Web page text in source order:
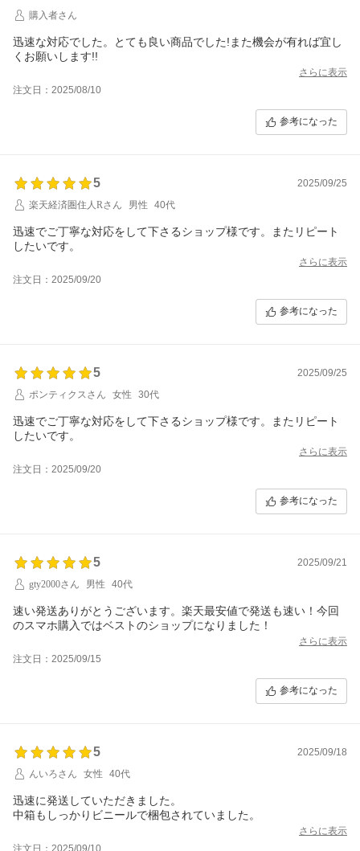
購入者さん
迅速な対応でした。とても良い商品でした!また機会が有れば宜し
くお願いします!!
さらに表示
注文日：2025/08/10
参考になった
5
2025/09/25
楽天経済圏住人Rさん
男性 40代
迅速でご丁寧な対応をして下さるショップ様です。またリピート
したいです。
さらに表示
注文日：2025/09/20
参考になった
5
2025/09/25
ポンティクスさん
女性 30代
迅速でご丁寧な対応をして下さるショップ様です。またリピート
したいです。
さらに表示
注文日：2025/09/20
参考になった
5
2025/09/21
gty2000さん
男性 40代
速い発送ありがとうございます。楽天最安値で発送も速い！今回
のスマホ購入ではベストのショップになりました！
さらに表示
注文日：2025/09/15
参考になった
5
2025/09/18
んいろさん
女性 40代
迅速に発送していただきました。
中箱もしっかりビニールで梱包されていました。
さらに表示
注文日：2025/09/10